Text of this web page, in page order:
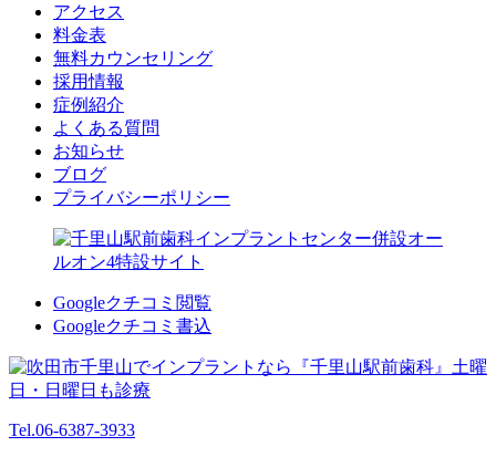
アクセス
料金表
無料カウンセリング
採用情報
症例紹介
よくある質問
お知らせ
ブログ
プライバシーポリシー
Googleクチコミ閲覧
Googleクチコミ書込
Tel.06-6387-3933